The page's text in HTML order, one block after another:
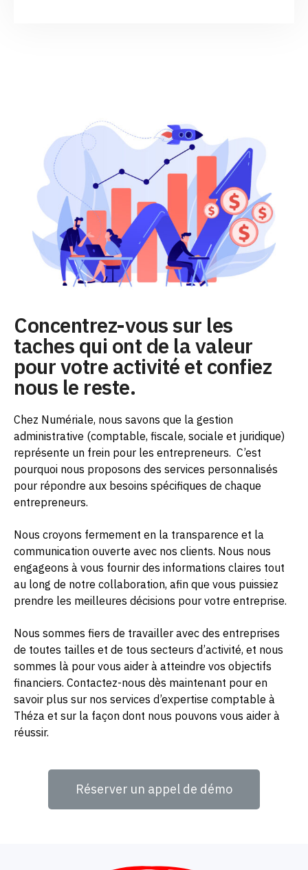
Concentrez-vous sur les
taches qui ont de la valeur
pour votre activité et confiez
nous le reste.
Chez Numériale, nous savons que la gestion
administrative (comptable, fiscale, sociale et juridique)
représente un frein pour les entrepreneurs. C’est
pourquoi nous proposons des services personnalisés
pour répondre aux besoins spécifiques de chaque
entrepreneurs.
Nous croyons fermement en la transparence et la
communication ouverte avec nos clients. Nous nous
engageons à vous fournir des informations claires tout
au long de notre collaboration, afin que vous puissiez
prendre les meilleures décisions pour votre entreprise.
Nous sommes fiers de travailler avec des entreprises
de toutes tailles et de tous secteurs d’activité, et nous
sommes là pour vous aider à atteindre vos objectifs
financiers. Contactez-nous dès maintenant pour en
savoir plus sur nos services d’expertise comptable à
Théza et sur la façon dont nous pouvons vous aider à
réussir.
Réserver un appel de démo